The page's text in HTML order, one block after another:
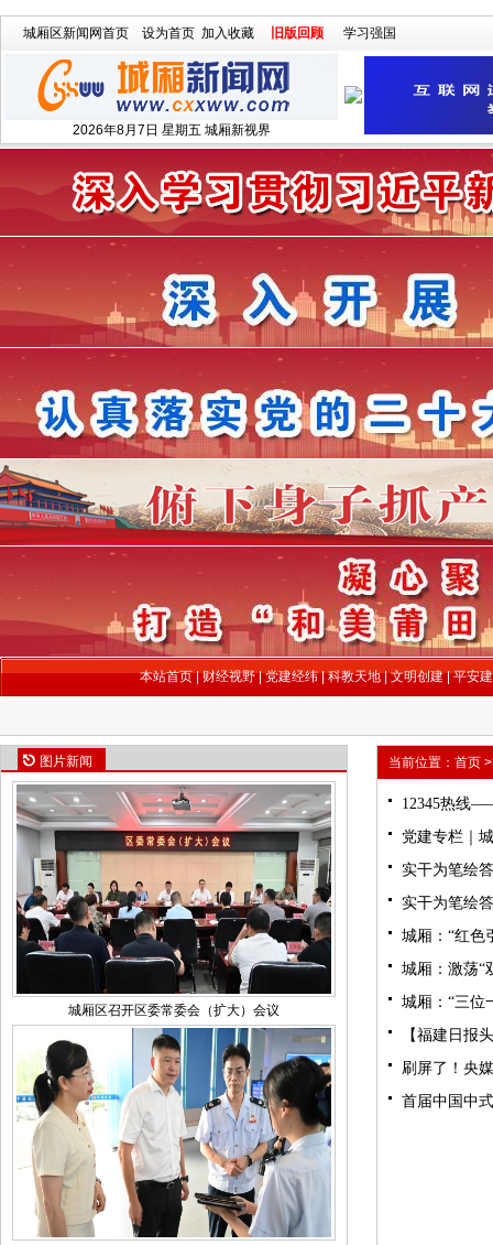
城厢区新闻网首页 设为首页 加入收藏 旧版回顾 学习强国
2026年8月7日 星期五 城厢新视界
本站首页|财经视野|党建经纬|科教天地|文明创建|平安
图片新闻
城厢区召开区委常委会（扩大）会议
当前位置： 首页
12345热线
党建专栏｜
实干为笔绘
根”（二）
实干为笔绘
根”（一）
城厢：“红色
城厢：激荡“
城厢：“三位
【福建日报
刷屏了！央
首届中国中